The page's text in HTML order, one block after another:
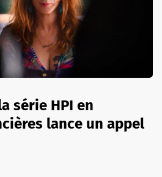
série HPI en
lance un appel